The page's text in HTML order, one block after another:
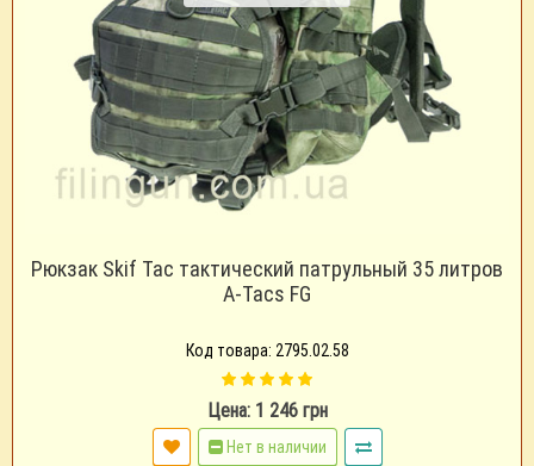
Рюкзак Skif Tac тактический патрульный 35 литров
A-Tacs FG
Код товара: 2795.02.58
Цена: 1 246 грн
Нет в наличии